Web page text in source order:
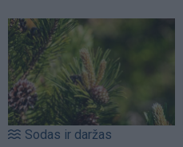
Sodas ir daržas